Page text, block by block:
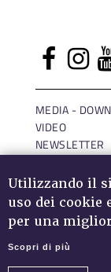
MEDIA -
VIDEO
NEWSLETTER
IMPRESSUM
DATA
Utilizzando il
uso dei cookie
per una
Scopri di più